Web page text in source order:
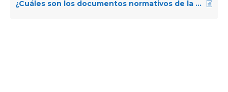
¿Cuáles son los documentos normativos de la Red Nacional de Información en CTI?